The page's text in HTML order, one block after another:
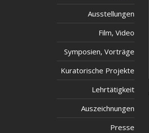
Ausstellungen
Film, Video
Symposien, Vorträge
Kuratorische Projekte
Lehrtätigkeit
Auszeichnungen
Presse